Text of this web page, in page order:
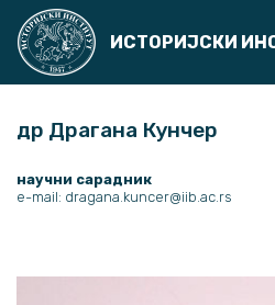
ИСТОРИЈСКИ
др Драгана Кунчер
научни сарадник
e-mail: dragana.kuncer@iib.ac.rs